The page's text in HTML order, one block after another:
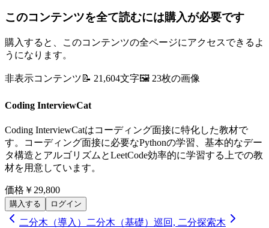
このコンテンツを全て読むには購入が必要です
購入すると、このコンテンツの全ページにアクセスできるよ
うになります。
非表示コンテンツ 📝 21,604文字🖼️ 23枚の画像
Coding InterviewCat
Coding InterviewCatはコーディング面接に特化した教材で
す。コーディング面接に必要なPythonの学習、基本的なデー
タ構造とアルゴリズムとLeetCode効率的に学習する上での教
材を用意しています。
価格 ￥29,800
購入する ログイン
二分木（導入）
二分木（基礎）巡回, 二分探索木